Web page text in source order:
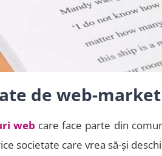
de web-
web care face parte din
societate care vrea să-și